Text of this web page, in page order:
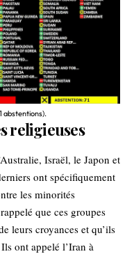
abstentions).
religieuses
Israël, le Japon et
ont spécifiquement
les minorités
que ces groupes
leurs croyances et qu’ils
ont appelé l’Iran à